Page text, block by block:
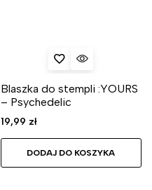
Blaszka do stempli :YOURS
– Psychedelic
19,99 zł
DODAJ DO KOSZYKA